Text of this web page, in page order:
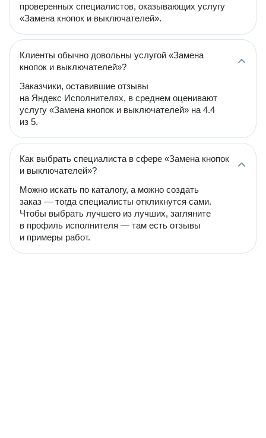
проверенных специалистов, оказывающих услугу
«Замена кнопок и выключателей».
Клиенты обычно довольны услугой «Замена
кнопок и выключателей»?
Заказчики, оставившие отзывы
на Яндекс Исполнителях, в среднем оценивают
услугу «Замена кнопок и выключателей» на 4.4
из 5.
Как выбрать специалиста в сфере «Замена кнопок
и выключателей»?
Можно искать по каталогу, а можно создать
заказ — тогда специалисты откликнутся сами.
Чтобы выбрать лучшего из лучших, загляните
в профиль исполнителя — там есть отзывы
и примеры работ.